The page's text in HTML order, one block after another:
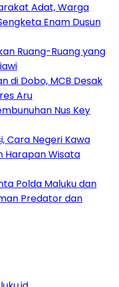
Adat, Warga
Enam Dusun
Ruang-Ruang yang
di Dobo, MCB Desak
Aru
Nus Key
Cara Negeri Kawa
Harapan Wisata
Polda Maluku dan
Predator dan